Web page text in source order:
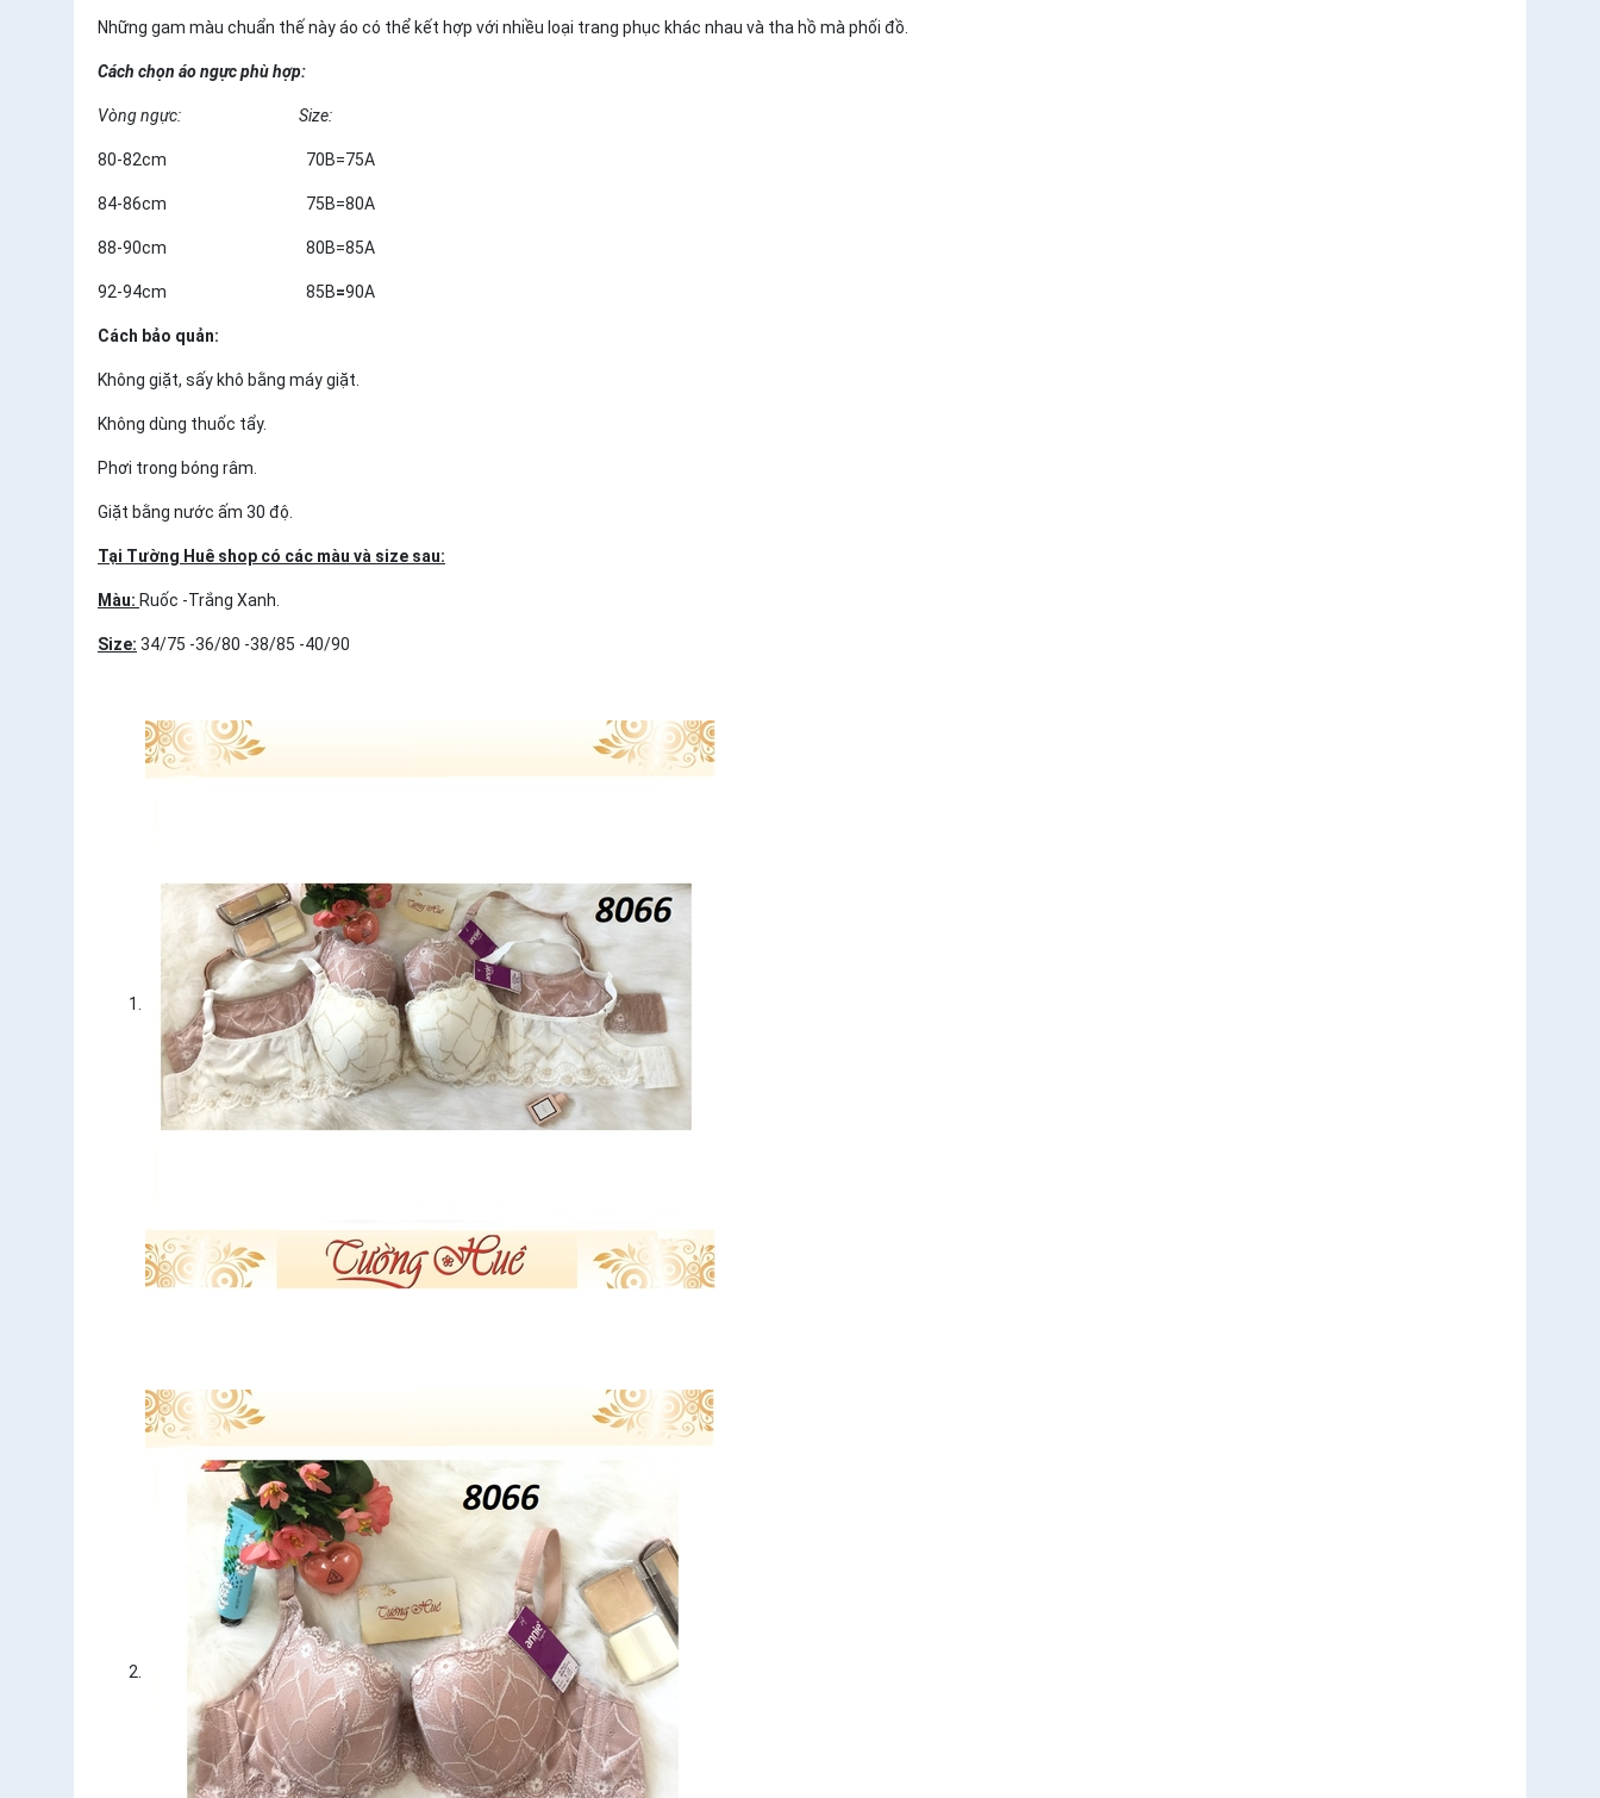
Những gam màu chuẩn thế này áo có thể kết hợp với nhiều loại trang phục khác nhau và tha hồ mà phối đồ.
Cách chọn áo ngực phù hợp:
Vòng ngực: Size:
80-82cm 70B=75A
84-86cm 75B=80A
88-90cm 80B=85A
92-94cm 85B=90A
Cách bảo quản:
Không giặt, sấy khô bằng máy giặt.
Không dùng thuốc tẩy.
Phơi trong bóng râm.
Giặt bằng nước ấm 30 độ.
Tại Tường Huê shop có các màu và size sau:
Màu: Ruốc -Trắng Xanh.
Size: 34/75 -36/80 -38/85 -40/90